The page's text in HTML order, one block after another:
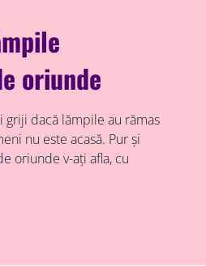
oriunde
griji dacă lămpile au rămas
nu este acasă. Pur și
oriunde v-ați afla, cu